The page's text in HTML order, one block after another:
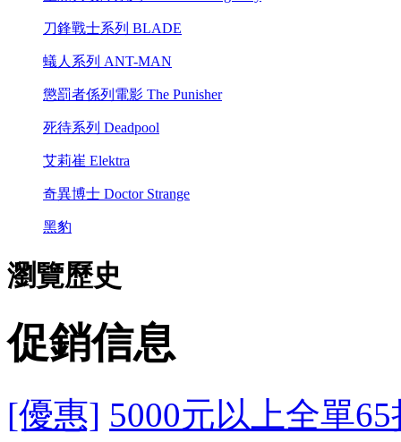
刀鋒戰士系列 BLADE
蟻人系列 ANT-MAN
懲罰者係列電影 The Punisher
死待系列 Deadpool
艾莉崔 Elektra
奇異博士 Doctor Strange
黑豹
瀏覽歷史
促銷信息
[優惠] 5000元以上全單65